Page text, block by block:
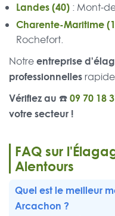
Landes (40) : Mont-
Charente-Maritime
Rochefort.
Notreentreprise
professionnelles
Vérifiez au ☎️09 70 18
votre secteur !
FAQ sur
Alentours
Quel est le meilleur
Arcachon ?